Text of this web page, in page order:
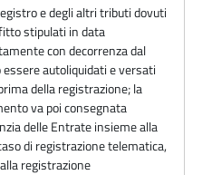
e degli altri tributi dovuti
stipulati in data
con decorrenza dal
autoliquidati e versati
della registrazione; la
va poi consegnata
delle Entrate insieme alla
di registrazione telematica,
registrazione